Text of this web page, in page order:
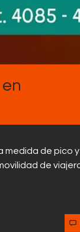
medida de pico
de